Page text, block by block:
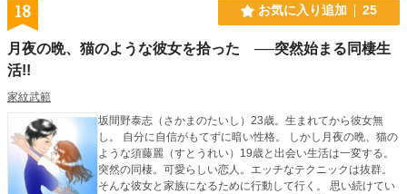
18 お気に入り追加 25
月夜の晩、猫のような彼女を拾った ──突然始まる同棲生
活!!
家紋武範
坂間野泰志（さかまのたいし）23歳。生まれてから彼女無
し。 自分に自信がもてずに暗い性格。 しかし月夜の晩、猫の
ような須藤麗（すとうれい）19歳と出会い生活は一変する。
突然の同棲。可愛らしい恋人。エッチなテクニックは抜群。
そんな彼女と家族になるために行動して行く。 思い続けてい